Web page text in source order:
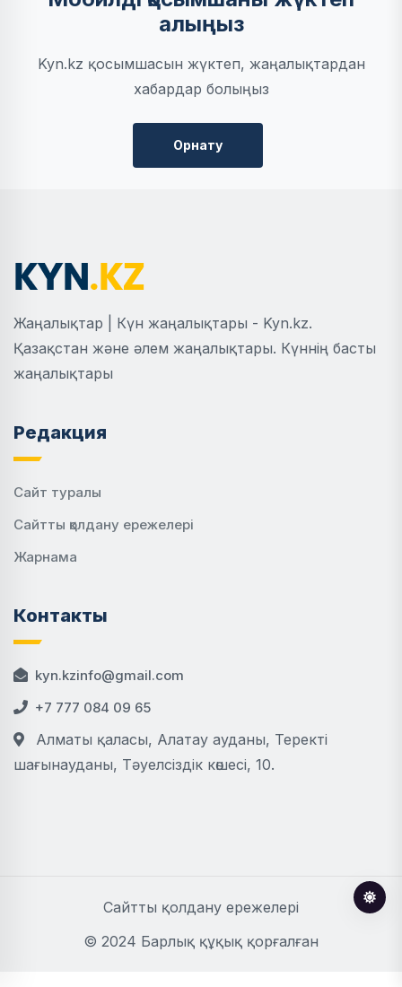
алыңыз
Kyn.kz қосымшасын жүктеп, жаңалықтардан
хабардар болыңыз
Орнату
Жаңалықтар | Күн жаңалықтары - Kyn.kz.
Қазақстан және әлем жаңалықтары. Күннің басты
жаңалықтары
Редакция
Сайт туралы
Сайтты қолдану ережелері
Жарнама
Контакты
kyn.kzinfo@gmail.com
+7 777 084 09 65
Алматы қаласы, Алатау ауданы, Теректі
шағынауданы, Тәуелсіздік көшесі, 10.
Сайтты қолдану ережелері
© 2024 Барлық құқық қорғалған